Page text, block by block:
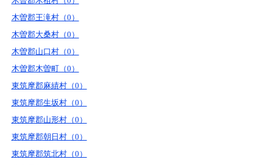
木曽郡王滝村（0）
木曽郡大桑村（0）
木曽郡山口村（0）
木曽郡木曽町（0）
東筑摩郡麻績村（0）
東筑摩郡生坂村（0）
東筑摩郡山形村（0）
東筑摩郡朝日村（0）
東筑摩郡筑北村（0）